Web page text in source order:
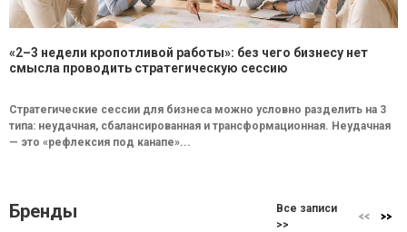
«2–3 недели кропотливой работы»: без чего бизнесу нет
смысла проводить стратегическую сессию
Стратегические сессии для бизнеса можно условно разделить на 3
типа: неудачная, сбалансированная и трансформационная. Неудачная
— это «рефлексия под канапе»...
Бренды
Все записи
>>